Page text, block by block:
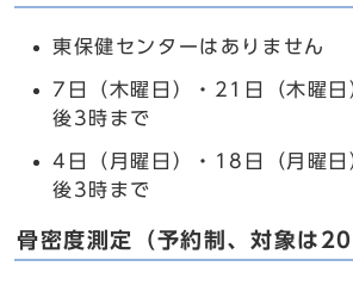
東保健センターはありません
7日（木曜日）・21日（木曜
後3時まで
4日（月曜日）・18日（月曜
後3時まで
骨密度測定（予約制、対象は20